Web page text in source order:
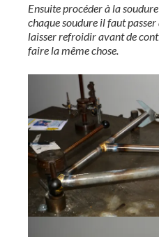
Ensuite procéder à la
chaque soudure il faut
laisser refroidir avant de
faire la même chose.